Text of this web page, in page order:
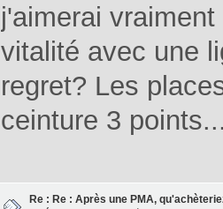
j'aimerai
vitalité avec une
regret? Les
ceinture 3
Re : Re : Après une PMA,